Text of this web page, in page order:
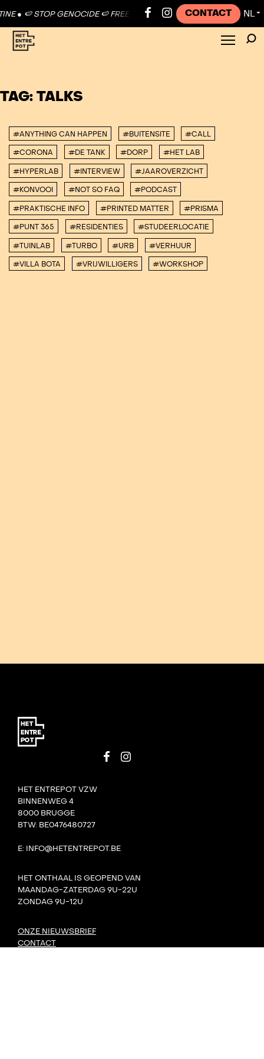
● 🍉 STOP GENOCIDE 🍉 FREE PALESTINE ● 🍉 STOP GENOCIDE 🍉
CONTACT NL ▼
TAG: TALKS
#ANYTHING CAN HAPPEN #BUITENSITE #CALL
#CORONA #DE TANK #DORP #HET LAB
#HYPERLAB #INTERVIEW #JAAROVERZICHT
#KONVOOI #NOT SO FAQ #PODCAST
#PRAKTISCHE INFO #PRINTED MATTER #PRISMA
#PUNT 365 #RESIDENTIES #STUDEERLOCATIE
#TUINLAB #TURBO #URB #VERHUUR
#VILLA BOTA #VRIJWILLIGERS #WORKSHOP
HET ENTREPOT VZW
BINNENWEG 4
8000 BRUGGE
BTW: BE0476480727
E: INFO@HETENTREPOT.BE
HET ONTHAAL IS GEOPEND VAN
MAANDAG-ZATERDAG 9U-22U
ZONDAG 9U-12U
ONZE NIEUWSBRIEF
CONTACT